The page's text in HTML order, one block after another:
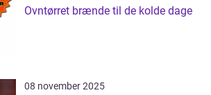
Ovntørret brænde til de kolde dage
08 november 2025